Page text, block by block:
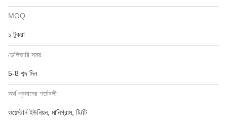
MOQ:
১ টুকরা
ডেলিভারি সময়:
5-8 শব্দ দিন
অর্থ প্রদানের শর্তাবলী:
ওয়েস্টার্ন ইউনিয়ন, মানিগ্রাম, টি/টি